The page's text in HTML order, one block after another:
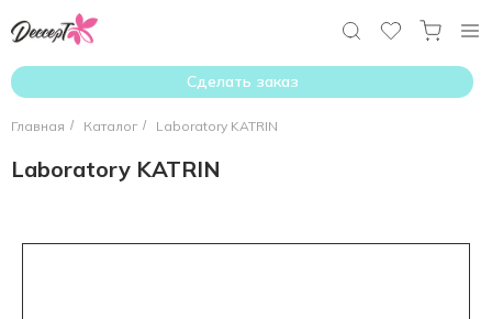
Сделать заказ
Главная / Каталог / Laboratory KATRIN
Laboratory KATRIN